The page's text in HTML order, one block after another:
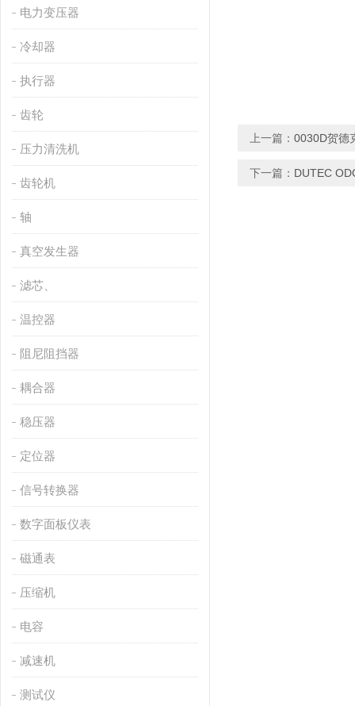
电力变压器
冷却器
执行器
齿轮
压力清洗机
齿轮机
轴
真空发生器
滤芯、
温控器
阻尼阻挡器
耦合器
稳压器
定位器
信号转换器
数字面板仪表
磁通表
压缩机
电容
减速机
测试仪
上一篇： 0030D贺德
下一篇： DUTEC